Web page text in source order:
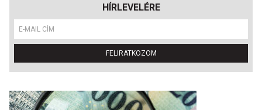
HÍRLEVELÉRE
FELIRATKOZOM